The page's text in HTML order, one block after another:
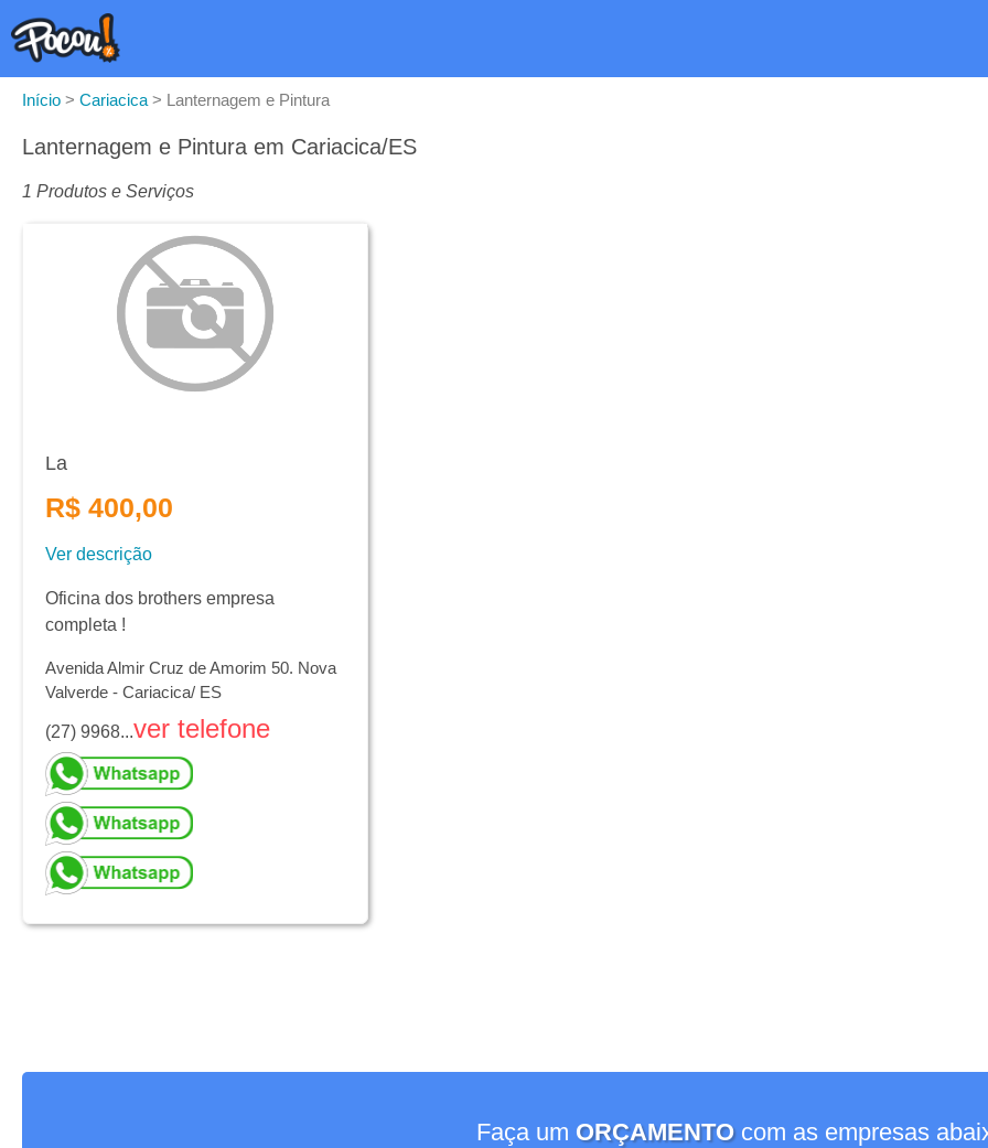
Início > Cariacica > Lanternagem e Pintura
Lanternagem e Pintura em Cariacica/ES
1 Produtos e Serviços
La
R$ 400,00
Ver descrição
Oficina dos brothers empresa
completa !
Avenida Almir Cruz de Amorim 50. Nova
Valverde - Cariacica/ ES
(27) 9968...ver telefone
Faça um ORÇAMENTOcom as empresas